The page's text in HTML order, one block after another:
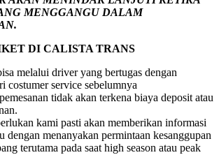
MENGGANGU DALAM
.
DI CALISTA TRANS
melalui driver yang bertugas dengan
costumer service sebelumnya
tidak akan terkena biaya deposit atau
kami pasti akan memberikan informasi
dengan menanyakan permintaan kesanggupan
terutama pada saat high season atau peak